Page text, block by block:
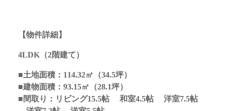
【物件詳細】
4LDK（2階建て）
■土地面積：114.32㎡（34.5坪）
■建物面積：93.15㎡（28.1坪）
■間取り：リビング15.5帖 和室4.5帖 洋室7.5帖